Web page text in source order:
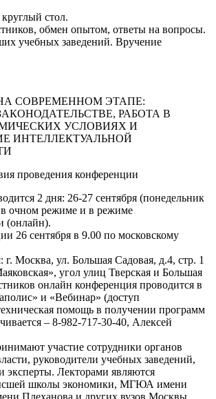
стол.
обмен опытом, ответы на вопросы.
учебных заведений. Вручение
СОВРЕМЕННОМ ЭТАПЕ:
РАБОТА В
УСЛОВИЯХ И
ИНТЕЛЛЕКТУАЛЬНОЙ
проведения конференции
2 дня: 26-27 сентября (понедельник
в очном режиме и в режиме
(онлайн).
26 сентября в 9.00 по московскому
г. Москва, ул. Большая Садовая, д.4, стр. 1
угол улиц Тверская и Большая
онлайн конференция проводится в
и «Вебинар» (доступ
помощь в получении программ
– 8-982-717-30-40, Алексей
участие сотрудники органов
руководители учебных заведений,
эксперты. Лекторами являются
школы экономики, МГЮА имени
Плеханова и других вузов Москвы.